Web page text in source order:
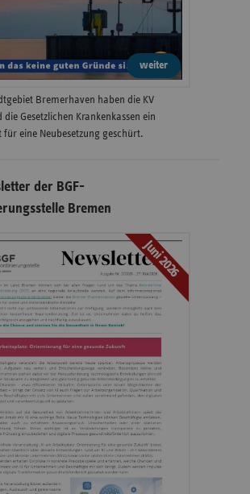
weiter
Bremerhaven haben die KV
die Gesetzlichen Krankenkassen ein
für eine Neubesetzung geschürt.
der BGF-
Bremen
Juni 2026